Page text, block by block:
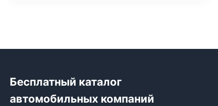
Бесплатный каталог
автомобильных компаний